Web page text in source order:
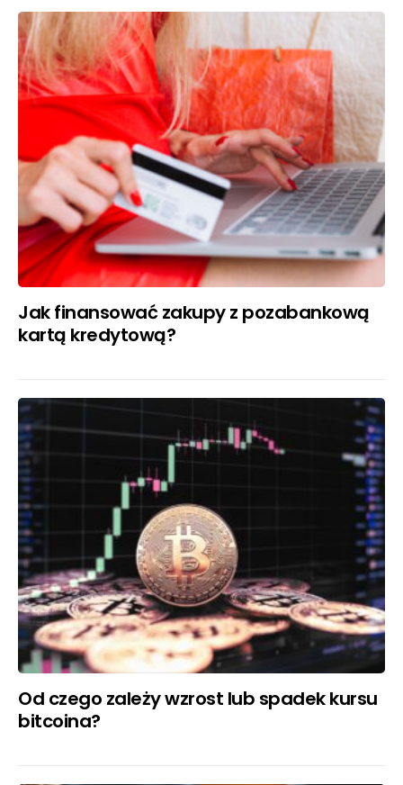
Jak finansować zakupy z pozabankową
kartą kredytową?
Od czego zależy wzrost lub spadek kursu
bitcoina?